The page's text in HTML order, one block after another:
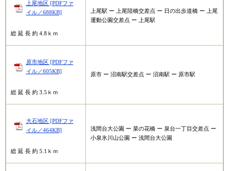
上尾地区 [PDFファ
イル／688KB]
総 延 長 約 4.8ｋｍ
上尾駅 ー 上尾陸橋交差点 ー 日の出歩道橋 ー 上尾
運動公園交差点 ー 上尾駅
原市地区 [PDFファ
イル／605KB]
総 延 長 約 3.5ｋｍ
原市 ー 沼南駅交差点 ー 沼南駅 ー 原市駅
大石地区 [PDFファ
イル／464KB]
総 延 長 約 5.1ｋｍ
浅間台大公園 ー 菜の花橋 ー 泉台一丁目交差点 ー
小泉氷川山公園 ー 浅間台大公園